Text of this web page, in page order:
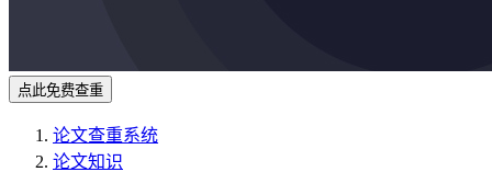
点此免费查重
论文查重系统
论文知识